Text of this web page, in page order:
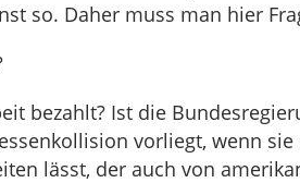
so. Daher muss man hier
bezahlt? Ist die
vorliegt, wenn sie
lässt, der auch von